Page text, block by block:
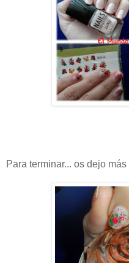
Para terminar... os dejo